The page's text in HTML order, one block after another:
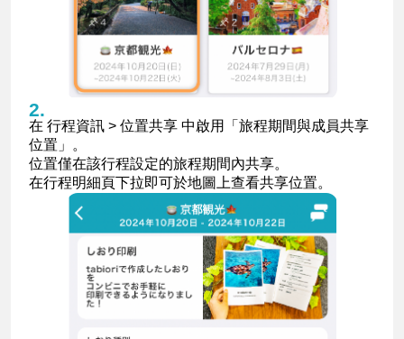
在 行程資訊 > 位置共享 中啟用「旅程期間與成員共享
位置」。
位置僅在該行程設定的旅程期間內共享。
在行程明細頁下拉即可於地圖上查看共享位置。